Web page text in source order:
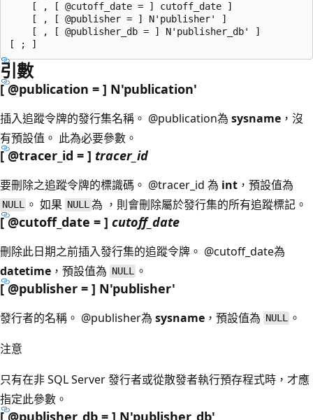
    [ , [ @cutoff_date = ] cutoff_date ]
    [ , [ @publisher = ] N'publisher' ]
    [ , [ @publisher_db = ] N'publisher_db' ]
引數
[ @publication = ] N'publication'
插入追蹤令牌的發行集名稱。 @publication為 sysname ，沒
有預設值。 此為必要參數。
[ @tracer_id = ] tracer_id
要刪除之追蹤令牌的標識碼。 @tracer_id 為 int ，預設值為
NULL 。 如果 NULL為 ，則會刪除屬於發行集的所有追蹤標記。
[ @cutoff_date = ] cutoff_date
刪除此日期之前插入發行集的追蹤令牌。 @cutoff_date為
datetime ，預設值為 NULL 。
[ @publisher = ] N'publisher'
發行者的名稱。 @publisher為 sysname ，預設值為 NULL 。
注意
只有在非 SQL Server 發行者或從散發者執行預存程式時，才應
指定此參數。
[ @publisher_db = ] N'publisher_db'